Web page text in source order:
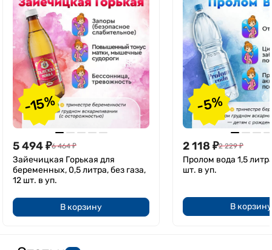
-15%
5 494₽6 464 ₽
Зайечицкая Горькая для
беременных, 0,5 литра, без газа,
12 шт. в уп.
В корзину
-5%
2 118 ₽2 229 ₽
Пролом вода 1,5
шт. в уп.
В корзину